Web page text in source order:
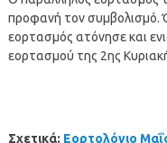
προφανή τον συμβολισμό.
εορτασμός ατόνησε και
εορτασμού της 2ης
Σχετικά: Εορτολόγιο